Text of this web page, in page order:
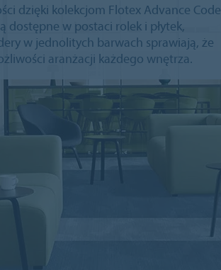
dzięki kolekcjom Flotex Advance Code
dostępne w postaci rolek i płytek,
w jednolitych barwach sprawiają, że
aranżacji każdego wnętrza.